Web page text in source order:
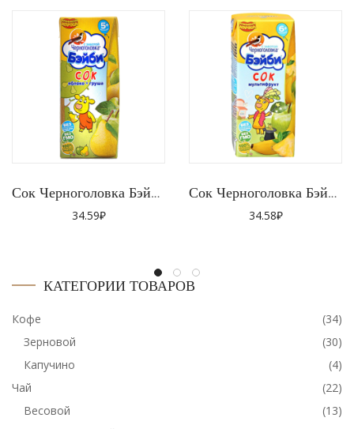
Сок Черноголовка Бэйби Яблоко 0,2л27шт
34.59₽
Сок Черноголовка Бэйби Мультифрукт 0,2л27шт
34.58₽
КАТЕГОРИИ ТОВАРОВ
Кофе
(34)
Зерновой
(30)
Капучино
(4)
Чай
(22)
Весовой
(13)